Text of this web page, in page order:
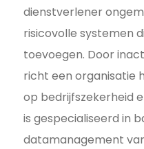
dienstverlener
risicovolle systemen
toevoegen. Door
richt een organisatie
op bedrijfszekerheid
is gespecialiseerd in
datamanagement